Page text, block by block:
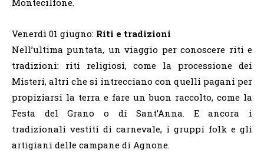
Montecilfone.
Venerdì 01 giugno: Riti e tradizioni
Nell’ultima puntata, un viaggio per conoscere riti e
tradizioni: riti religiosi, come la processione dei
Misteri, altri che si intrecciano con quelli pagani per
propiziarsi la terra e fare un buon raccolto, come la
Festa del Grano o di Sant’Anna. E ancora i
tradizionali vestiti di carnevale, i gruppi folk e gli
artigiani delle campane di Agnone.